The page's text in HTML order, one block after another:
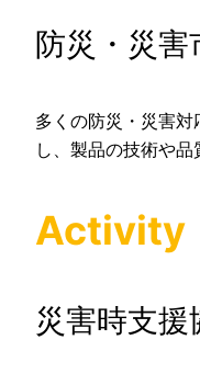
防災・災害
多くの防災・災害
し、製品の技術や品
Activity
災害時支援